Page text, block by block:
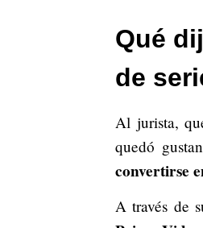
Qué
de
Al jurista,
quedó
convertirse
A través de